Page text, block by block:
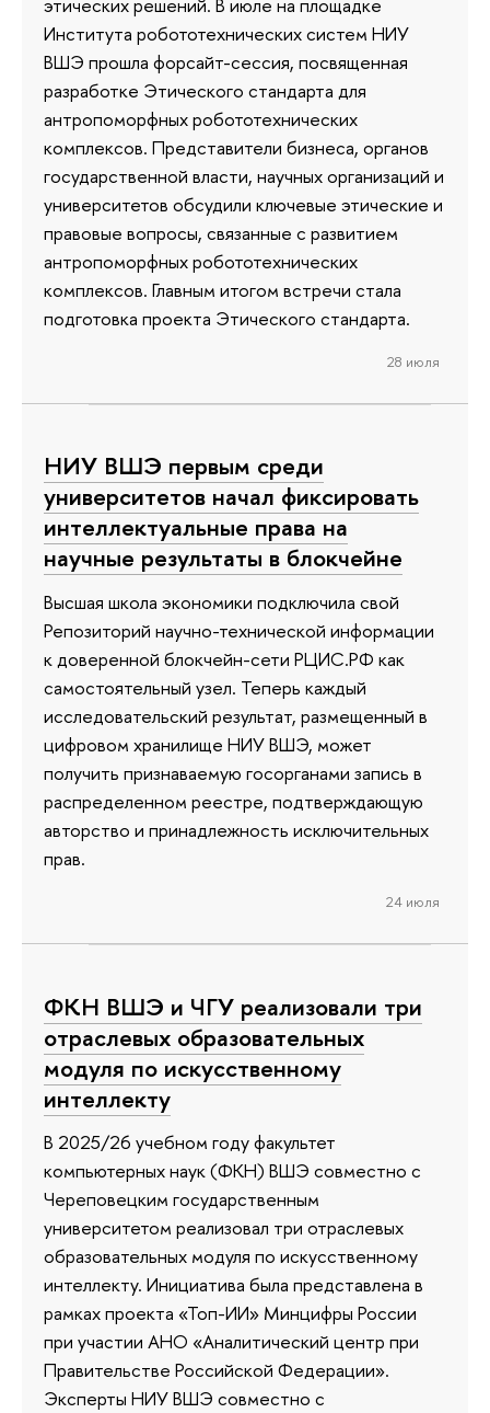
Института робототехнических систем НИУ
ВШЭ прошла форсайт-сессия, посвященная
разработке Этического стандарта для
антропоморфных робототехнических
комплексов. Представители бизнеса, органов
государственной власти, научных организаций и
университетов обсудили ключевые этические и
правовые вопросы, связанные с развитием
антропоморфных робототехнических
комплексов. Главным итогом встречи стала
подготовка проекта Этического стандарта.
28 июля
НИУ ВШЭ первым среди
университетов начал фиксировать
интеллектуальные права на
научные результаты в блокчейне
Высшая школа экономики подключила свой
Репозиторий научно-технической информации
к доверенной блокчейн-сети РЦИС.РФ как
самостоятельный узел. Теперь каждый
исследовательский результат, размещенный в
цифровом хранилище НИУ ВШЭ, может
получить признаваемую госорганами запись в
распределенном реестре, подтверждающую
авторство и принадлежность исключительных
прав.
24 июля
ФКН ВШЭ и ЧГУ реализовали три
отраслевых образовательных
модуля по искусственному
интеллекту
В 2025/26 учебном году факультет
компьютерных наук (ФКН) ВШЭ совместно с
Череповецким государственным
университетом реализовал три отраслевых
образовательных модуля по искусственному
интеллекту. Инициатива была представлена в
рамках проекта «Топ-ИИ» Минцифры России
при участии АНО «Аналитический центр при
Правительстве Российской Федерации».
Эксперты НИУ ВШЭ совместно с